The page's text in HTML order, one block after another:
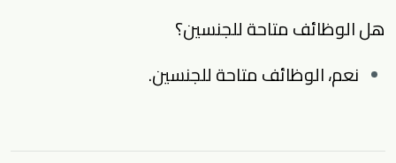
هل الوظائف متاحة للجنسين؟
نعم، الوظائف متاحة للجنسين.